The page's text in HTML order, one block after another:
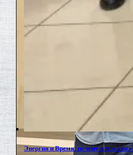
Энергия и Время: почему атом и